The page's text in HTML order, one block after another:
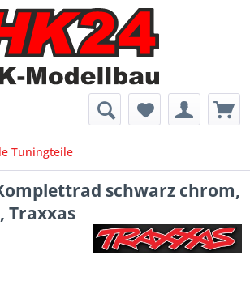
Tuningteile
schwarz chrom,
Traxxas